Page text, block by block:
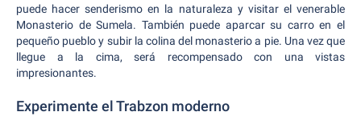
puede hacer senderismo en la naturaleza y visitar el venerable
Monasterio de Sumela. También puede aparcar su carro en el
pequeño pueblo y subir la colina del monasterio a pie. Una vez que
llegue a la cima, será recompensado con una vistas
impresionantes.
Experimente el Trabzon moderno